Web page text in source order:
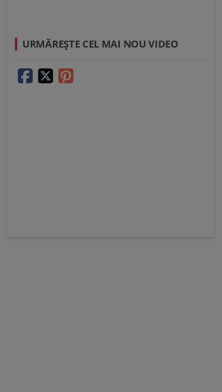
URMĂREŞTE CEL MAI NOU VIDEO